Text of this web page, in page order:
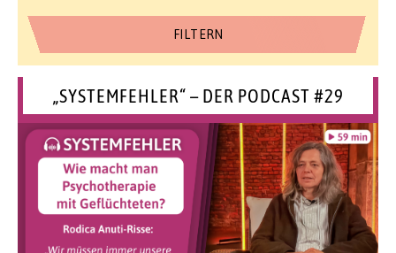
„SYSTEMFEHLER“ – DER PODCAST #29